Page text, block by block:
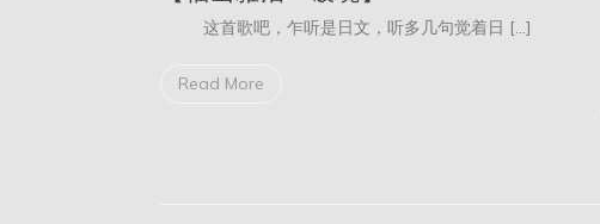
这首歌吧，乍听是日文，听多几句觉着日 […]
Read More